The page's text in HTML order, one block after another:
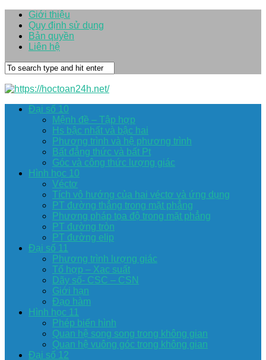
Giới thiệu
Quy định sử dụng
Bản quyền
Liên hệ
Đại số 10
Mệnh đề – Tập hợp
Hs bậc nhất và bậc hai
Phương trình và hệ phương trình
Bất đẳng thức và bất Pt
Góc và công thức lượng giác
Hình học 10
Véctơ
Tích vô hướng của hai véctơ và ứng dụng
PT đường thẳng trong mặt phẳng
Phương pháp tọa độ trong mặt phẳng
PT đường tròn
PT đường elip
Đại số 11
Phương trình lượng giác
Tổ hợp – Xac suất
Dãy số- CSC – CSN
Giới hạn
Đạo hàm
Hình học 11
Phép biến hình
Quan hệ song song trong không gian
Quan hệ vuông góc trong không gian
Đại số 12